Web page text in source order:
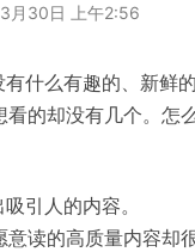
月30日 上午2:56
什么有趣的、新鲜的
引人的内容。
读的高质量内容却